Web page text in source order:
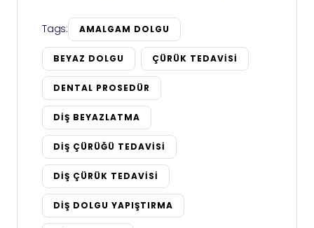
Tags: AMALGAM DOLGU
BEYAZ DOLGU ÇÜRÜK TEDAVISI
DENTAL PROSEDÜR
DIŞ BEYAZLATMA
DIŞ ÇÜRÜĞÜ TEDAVISI
DIŞ ÇÜRÜK TEDAVISI
DIŞ DOLGU YAPIŞTIRMA